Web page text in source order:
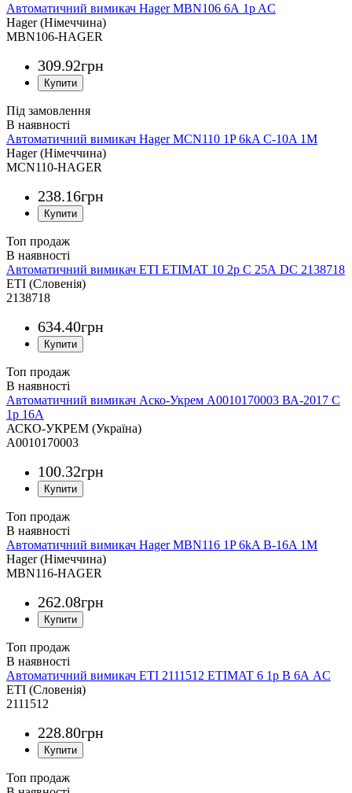
Автоматичний вимикач Hager MBN106 6А 1p AC
Hager (Німеччина)
MBN106-HAGER
309.92грн
Під замовлення
Автоматичний вимикач Hager MCN110 1P 6kA C-10A 1M
Hager (Німеччина)
MCN110-HAGER
238.16грн
Топ продаж
Автоматичний вимикач ETI ETIMAT 10 2p C 25А DC 2138718
ETI (Словенія)
2138718
634.40грн
Топ продаж
Автоматичний вимикач Аско-Укрем A0010170003 ВА-2017 С
1р 16А
АСКО-УКРЕМ (Україна)
A0010170003
100.32грн
Топ продаж
Автоматичний вимикач Hager MBN116 1P 6kA B-16A 1M
Hager (Німеччина)
MBN116-HAGER
262.08грн
Топ продаж
Автоматичний вимикач ETI 2111512 ETIMAT 6 1p B 6А AC
ETI (Словенія)
2111512
228.80грн
Топ продаж